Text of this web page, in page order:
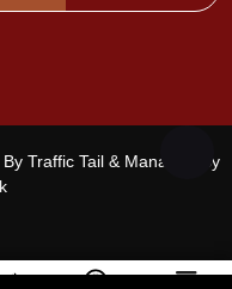
Traffic Tail & Managed By